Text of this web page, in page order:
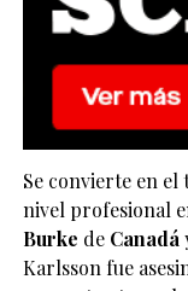
Se convierte en
nivel profesional
Burke de Canadá
Karlsson fue